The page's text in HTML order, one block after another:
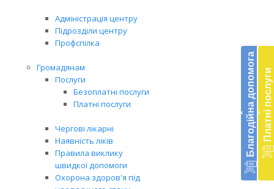
Адміністрація центру
Підрозділи центру
Профспілка
Громадянам
Послуги
Безоплатні послуги
Платні послуги
Чергові лікарні
Наявність ліків
Правила виклику
швидкої допомоги
Охорона здоров'я під
‹ Благодійна допомога ‹ Платні послуги